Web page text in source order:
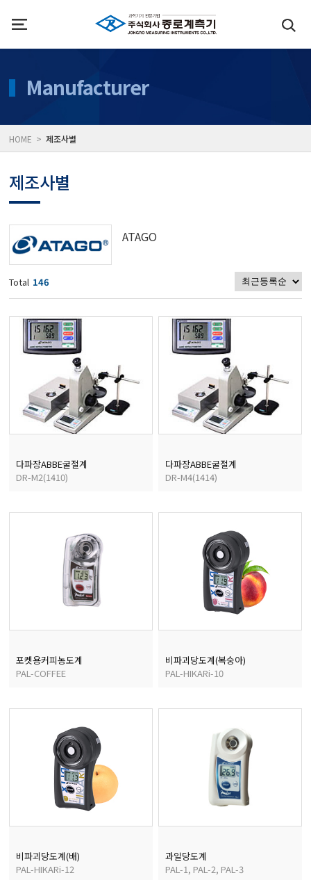
수분계/회전계/도막두
현미경/확대경
색차계/광택계/조도계/
농업/임업/해양측정기
경도계/물리/물성측정기
진공계/차압계/진공펌프
균질기/원심분리기/초
이화학기기/교반기
열화상카메라
Manufacturer
HOME >제조사별
제조사별
ATAGO
Total 146
다파장ABBE굴절계
DR-M2(1410)
다파장ABBE굴절계
DR-M4(1414)
포켓용커피농도계
PAL-COFFEE
비파괴당도계(복숭아)
PAL-HIKARi-10
비파괴당도계(배)
PAL-HIKARi-12
과일당도계
PAL-1, PAL-2, PAL-3